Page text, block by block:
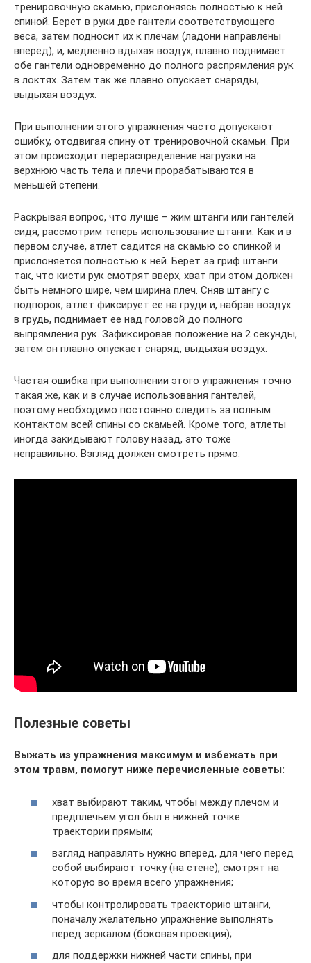
тренировочную скамью, прислоняясь полностью к ней
спиной. Берет в руки две гантели соответствующего
веса, затем подносит их к плечам (ладони направлены
вперед), и, медленно вдыхая воздух, плавно поднимает
обе гантели одновременно до полного распрямления рук
в локтях. Затем так же плавно опускает снаряды,
выдыхая воздух.
При выполнении этого упражнения часто допускают
ошибку, отодвигая спину от тренировочной скамьи. При
этом происходит перераспределение нагрузки на
верхнюю часть тела и плечи прорабатываются в
меньшей степени.
Раскрывая вопрос, что лучше – жим штанги или гантелей
сидя, рассмотрим теперь использование штанги. Как и в
первом случае, атлет садится на скамью со спинкой и
прислоняется полностью к ней. Берет за гриф штанги
так, что кисти рук смотрят вверх, хват при этом должен
быть немного шире, чем ширина плеч. Сняв штангу с
подпорок, атлет фиксирует ее на груди и, набрав воздух
в грудь, поднимает ее над головой до полного
выпрямления рук. Зафиксировав положение на 2 секунды,
затем он плавно опускает снаряд, выдыхая воздух.
Частая ошибка при выполнении этого упражнения точно
такая же, как и в случае использования гантелей,
поэтому необходимо постоянно следить за полным
контактом всей спины со скамьей. Кроме того, атлеты
иногда закидывают голову назад, это тоже
неправильно. Взгляд должен смотреть прямо.
Полезные советы
Выжать из упражнения максимум и избежать при
этом травм, помогут ниже перечисленные советы:
хват выбирают таким, чтобы между плечом и
предплечьем угол был в нижней точке
траектории прямым;
взгляд направлять нужно вперед, для чего перед
собой выбирают точку (на стене), смотрят на
которую во время всего упражнения;
чтобы контролировать траекторию штанги,
поначалу желательно упражнение выполнять
перед зеркалом (боковая проекция);
для поддержки нижней части спины, при